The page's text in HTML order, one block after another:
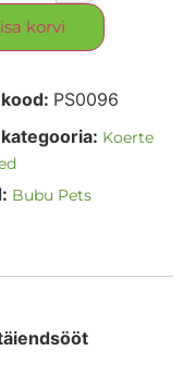
korvi
PS0096
Koerte
Bubu Pets